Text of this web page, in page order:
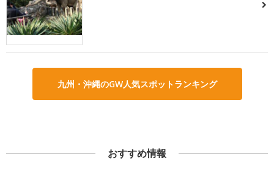
九州・沖縄のGW人気スポットランキング
おすすめ情報